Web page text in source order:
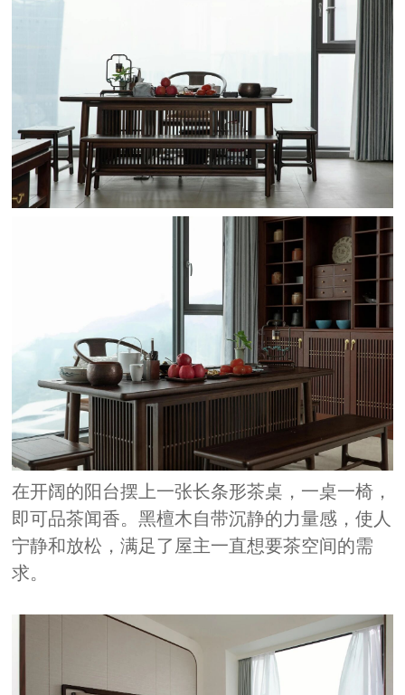
在开阔的阳台摆上一张长条形茶桌，一桌一椅，
即可品茶闻香。黑檀木自带沉静的力量感，使人
宁静和放松，满足了屋主一直想要茶空间的需
求。